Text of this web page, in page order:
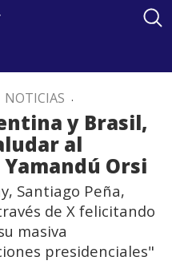
NOTICIAS .
y Brasil,
al
Orsi
Santiago Peña,
de X felicitando
masiva
presidenciales"